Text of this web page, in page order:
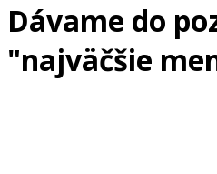
Dávame do
"najväčšie